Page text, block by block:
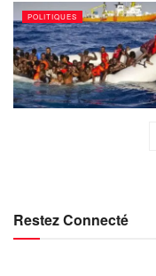
POLITIQUES
Restez Connecté